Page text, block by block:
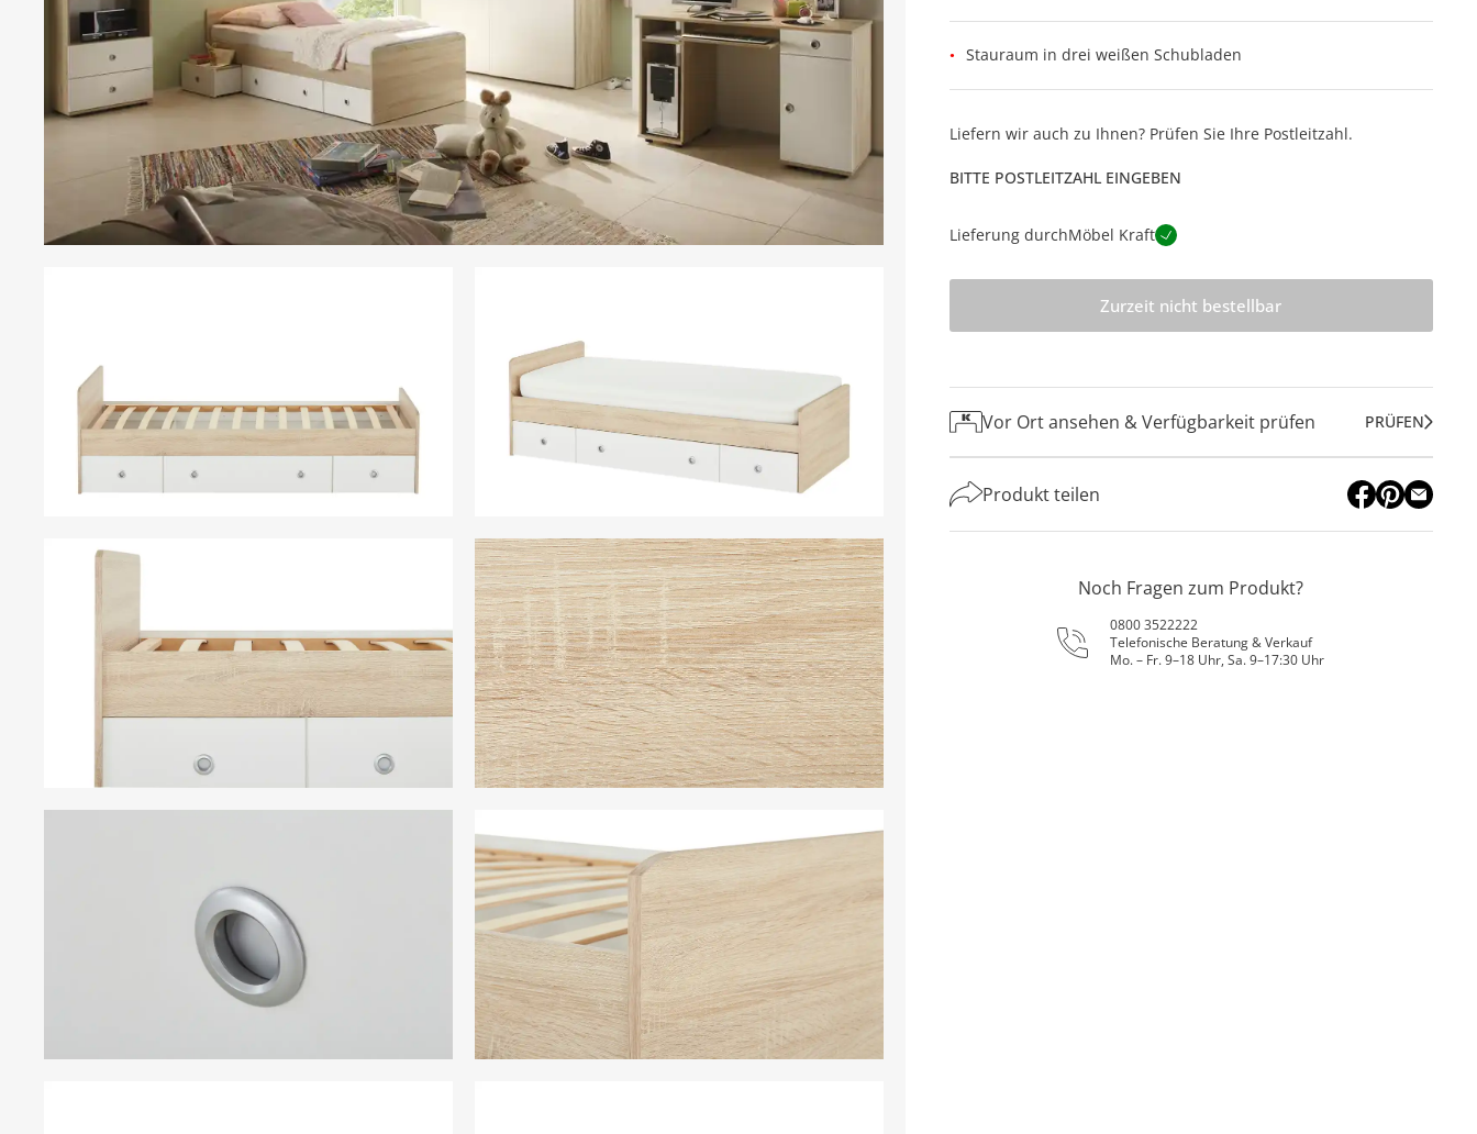
Stauraum in drei weißen Schubladen
Liefern wir auch zu Ihnen? Prüfen Sie Ihre Postleitzahl.
BITTE POSTLEITZAHL EINGEBEN
Lieferung durchMöbel Kraft
Zurzeit nicht bestellbar
Vor Ort ansehen & Verfügbarkeit prüfen PRÜFEN
Produkt teilen
Noch Fragen zum Produkt?
0800 3522222
Telefonische Beratung & Verkauf
Mo. – Fr. 9–18 Uhr, Sa. 9–17:30 Uhr